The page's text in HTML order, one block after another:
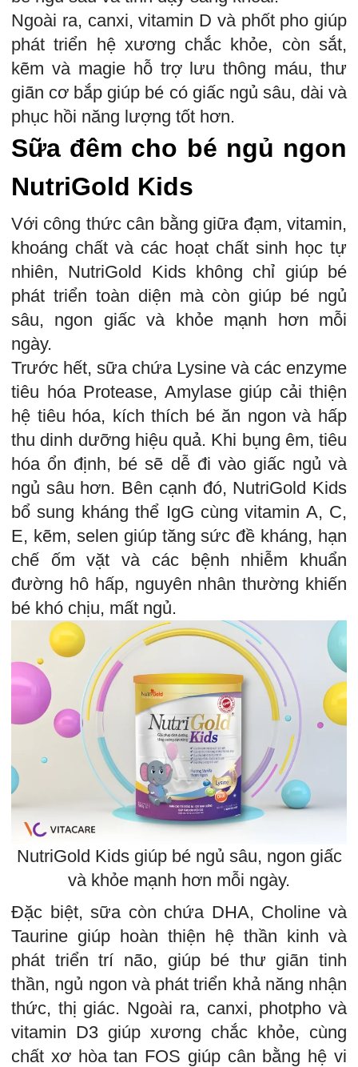
Ngoài ra, canxi, vitamin D và phốt pho giúp
phát triển hệ xương chắc khỏe, còn sắt,
kẽm và magie hỗ trợ lưu thông máu, thư
giãn cơ bắp giúp bé có giấc ngủ sâu, dài và
phục hồi năng lượng tốt hơn.
Sữa đêm cho bé ngủ ngon
NutriGold Kids
Với công thức cân bằng giữa đạm, vitamin,
khoáng chất và các hoạt chất sinh học tự
nhiên, NutriGold Kids không chỉ giúp bé
phát triển toàn diện mà còn giúp bé ngủ
sâu, ngon giấc và khỏe mạnh hơn mỗi
ngày.
Trước hết, sữa chứa Lysine và các enzyme
tiêu hóa Protease, Amylase giúp cải thiện
hệ tiêu hóa, kích thích bé ăn ngon và hấp
thu dinh dưỡng hiệu quả. Khi bụng êm, tiêu
hóa ổn định, bé sẽ dễ đi vào giấc ngủ và
ngủ sâu hơn. Bên cạnh đó, NutriGold Kids
bổ sung kháng thể IgG cùng vitamin A, C,
E, kẽm, selen giúp tăng sức đề kháng, hạn
chế ốm vặt và các bệnh nhiễm khuẩn
đường hô hấp, nguyên nhân thường khiến
bé khó chịu, mất ngủ.
NutriGold Kids giúp bé ngủ sâu, ngon giấc
và khỏe mạnh hơn mỗi ngày.
Đặc biệt, sữa còn chứa DHA, Choline và
Taurine giúp hoàn thiện hệ thần kinh và
phát triển trí não, giúp bé thư giãn tinh
thần, ngủ ngon và phát triển khả năng nhận
thức, thị giác. Ngoài ra, canxi, photpho và
vitamin D3 giúp xương chắc khỏe, cùng
chất xơ hòa tan FOS giúp cân bằng hệ vi